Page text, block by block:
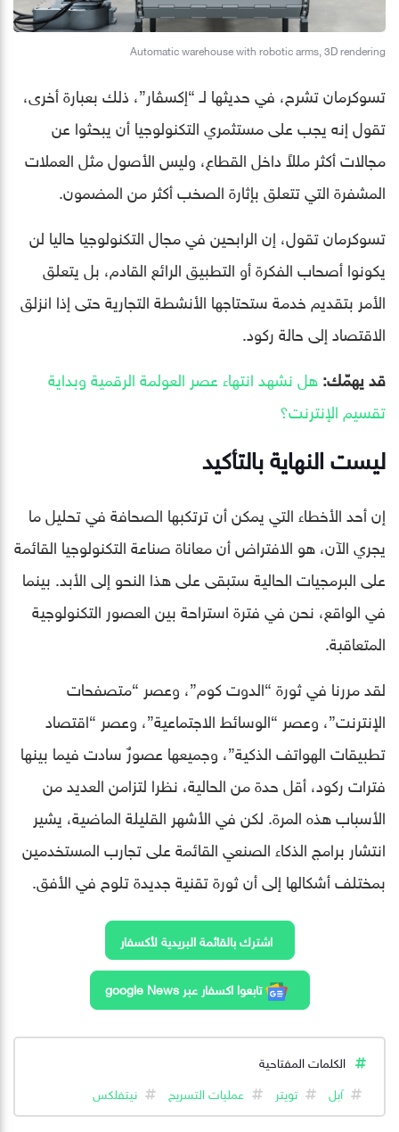
Automatic warehouse with robotic arms, 3D rendering
تسوكرمان تشرح، في حديثها لـ “إكسڤار”، ذلك بعبارة أخرى،
تقول إنه يجب على مستثمري التكنولوجيا أن يبحثوا عن
مجالات أكثر مللاً داخل القطاع، وليس الأصول مثل العملات
المشفرة التي تتعلق بإثارة الصخب أكثر من المضمون.
تسوكرمان تقول، إن الرابحين في مجال التكنولوجيا حاليا لن
يكونوا أصحاب الفكرة أو التطبيق الرائع القادم، بل يتعلق
الأمر بتقديم خدمة ستحتاجها الأنشطة التجارية حتى إذا انزلق
الاقتصاد إلى حالة ركود.
قد يهمّك:هل نشهد انتهاء عصر العولمة الرقمية وبداية
تقسيم الإنترنت؟
ليست النهاية بالتأكيد
إن أحد الأخطاء التي يمكن أن ترتكبها الصحافة في تحليل ما
يجري الآن، هو الافتراض أن معاناة صناعة التكنولوجيا القائمة
على البرمجيات الحالية ستبقى على هذا النحو إلى الأبد. بينما
في الواقع، نحن في فترة استراحة بين العصور التكنولوجية
المتعاقبة.
لقد مررنا في ثورة “الدوت كوم”، وعصر “متصفحات
الإنترنت”، وعصر “الوسائط الاجتماعية”، وعصر “اقتصاد
تطبيقات الهواتف الذكية”، وجميعها عصورٌ سادت فيما بينها
فترات ركود، أقل حدة من الحالية، نظرا لتزامن العديد من
الأسباب هذه المرة. لكن في الأشهر القليلة الماضية، يشير
انتشار برامج الذكاء الصنعي القائمة على تجارب المستخدمين
بمختلف أشكالها إلى أن ثورة تقنية جديدة تلوح في الأفق.
اشترك بالقائمة البريدية لأكسفار
تابعوا اكسفار عبر google News
الكلمات المفتاحية
آبل
تويتر عمليات التسريح نيتفلكس